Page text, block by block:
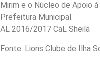
Mirim e o Núcleo de Apoio
Prefeitura Municipal.
AL 2016/2017 CaL Sheila
Fonte: Lions Clube de Ilha